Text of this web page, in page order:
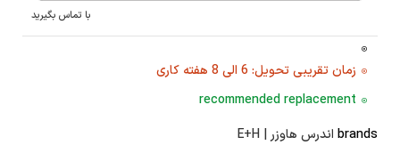
با تماس بگیرید
زمان تقریبی تحویل: 6 الی 8 هفته کاری
recommended replacement
brands اندرس هاوزر | E+H